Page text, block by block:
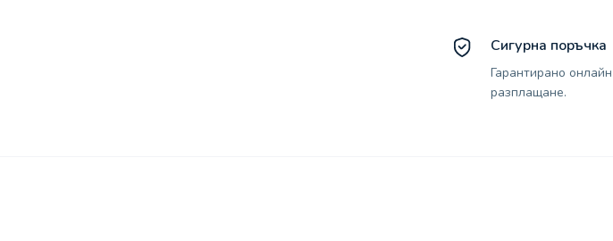
Сигурна поръчка
Гарантирано онлайн
разплащане.